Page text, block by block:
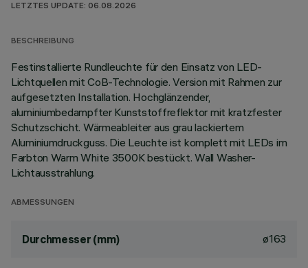
LETZTES UPDATE: 06.08.2026
BESCHREIBUNG
Festinstallierte Rundleuchte für den Einsatz von LED-
Lichtquellen mit CoB-Technologie. Version mit Rahmen zur
aufgesetzten Installation. Hochglänzender,
aluminiumbedampfter Kunststoffreflektor mit kratzfester
Schutzschicht. Wärmeableiter aus grau lackiertem
Aluminiumdruckguss. Die Leuchte ist komplett mit LEDs im
Farbton Warm White 3500K bestückt. Wall Washer-
Lichtausstrahlung.
ABMESSUNGEN
Durchmesser (mm) ø163